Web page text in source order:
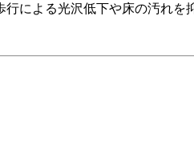
による光沢低下や床の汚れを